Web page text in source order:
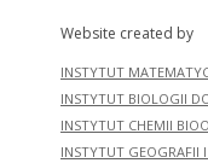
Website created by
INSTYTUT
INSTYTUT BIOLOGII
INSTYTUT CHEMII
INSTYTUT GEOGRAFII